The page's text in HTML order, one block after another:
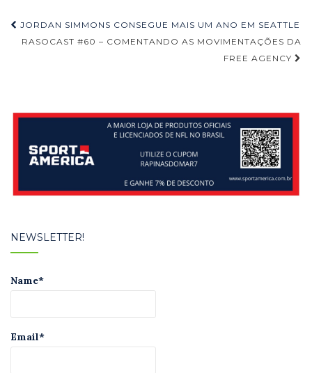
Navegação
de
JORDAN SIMMONS CONSEGUE MAIS UM ANO EM SEATTLE
RASOCAST #60 – COMENTANDO AS MOVIMENTAÇÕES DA
FREE AGENCY
NEWSLETTER!
Name*
Email*